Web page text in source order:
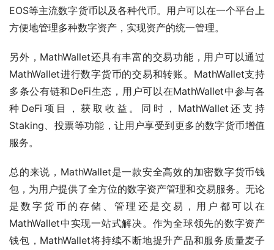
EOS等主流数字货币以及各种代币。用户可以在一个平台上
方便地管理多种数字资产，实现资产的统一管理。
另外，MathWallet还具有丰富的交易功能，用户可以通过
MathWallet进行数字货币的交易和转账。MathWallet支持
多条公有链和DeFi生态，用户可以在MathWallet中参与各
种DeFi项目，获取收益。同时，MathWallet还支持
Staking、投票等功能，让用户享受到更多的数字货币增值
服务。
总的来说，MathWallet是一款安全高效的加密数字货币钱
包，为用户提供了全方位的数字资产管理和交易服务。无论
是数字货币的存储、管理还是交易，用户都可以在
MathWallet中实现一站式解决。作为全球领先的数字资产
钱包，MathWallet将持续不断地提升产品和服务质量麦子